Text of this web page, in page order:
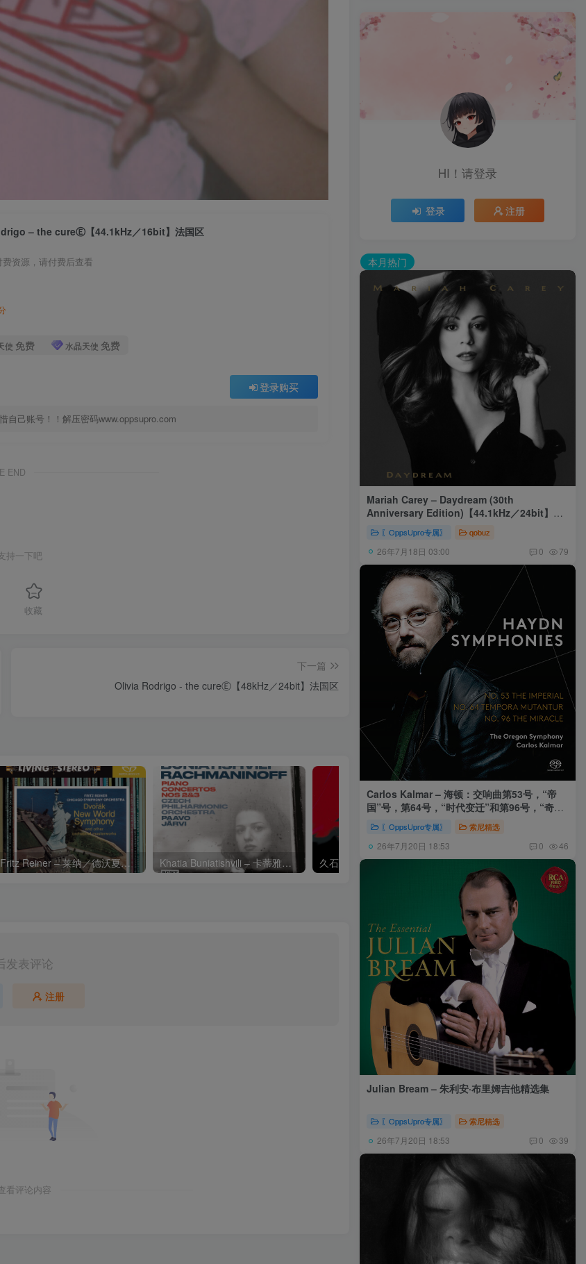
– the cureⒺ【44.1kHz／16bit】法国区
费资源，请付费后查看
使 免费 水晶天使 免费
登录购买
自己账号！！解压密码www.oppsupro.com
END
持一下吧
收藏
下一篇
Olivia Rodrigo - the cureⒺ【48kHz／24bit】法国区
Fritz Reiner – 莱纳／德沃夏克：第九交响曲 Khatia Buniatishvili – 卡蒂雅拉赫玛尼诺夫：第二、三钢琴协奏曲 久石让,Music Future Band – 久石让指挥极简音乐 – 音乐未来 VI (2.8MHz DSD)
发表评论
注册
看评论内容
HI！请登录
登录 注册
本月热门
Mariah Carey – Daydream (30th
Anniversary Edition)【44.1kHz／24bit】美
〖OppsUpro专属〗 qobuz
26年7月18日 03:00 0 79
Carlos Kalmar – 海顿：交响曲第53号，“帝
国”号，第64号，“时代变迁”和第96号，“奇迹”
号 (俄勒冈交响乐团，卡尔玛)
〖OppsUpro专属〗 索尼精选
26年7月20日 18:53 0 46
Julian Bream – 朱利安·布里姆吉他精选集
〖OppsUpro专属〗 索尼精选
26年7月20日 18:53 0 39